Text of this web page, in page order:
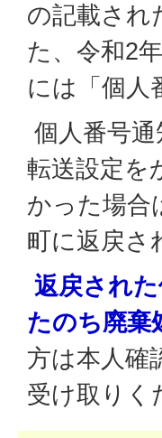
の記載され
た、令和2
には「個人
個人番号
転送設定を
かった場合
町に返戻さ
返戻され
たのち廃棄
方は本人確
受け取りく